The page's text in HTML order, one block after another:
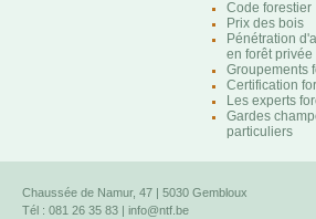
Code forestier
Prix des bois
Pénétration
en forêt privée
Groupements
Certification
Les experts
Gardes
particuliers
Chaussée de Namur, 47 | 5030 Gembloux
Tél : 081 26 35 83 | info@ntf.be